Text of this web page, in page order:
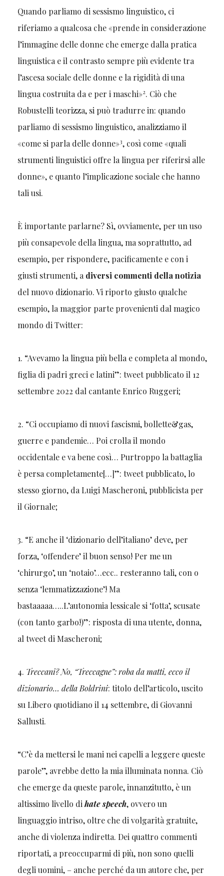
Quando parliamo di sessismo linguistico, ci
riferiamo a qualcosa che «prende in considerazione
l’immagine delle donne che emerge dalla pratica
linguistica e il contrasto sempre più evidente tra
l’ascesa sociale delle donne e la rigidità di una
lingua costruita da e per i maschi»2. Ciò che
Robustelli teorizza, si può tradurre in: quando
parliamo di sessismo linguistico, analizziamo il
«come si parla delle donne»3, così come «quali
strumenti linguistici offre la lingua per riferirsi alle
donne», e quanto l’implicazione sociale che hanno
tali usi.
È importante parlarne? Sì, ovviamente, per un uso
più consapevole della lingua, ma soprattutto, ad
esempio, per rispondere, pacificamente e con i
giusti strumenti, adiversi commenti della notizia
del nuovo dizionario. Vi riporto giusto qualche
esempio, la maggior parte provenienti dal magico
mondo di Twitter:
1. “Avevamo la lingua più bella e completa al mondo,
figlia di padri greci e latini”: tweet pubblicato il 12
settembre 2022 dal cantante Enrico Ruggeri;
2. “Ci occupiamo di nuovi fascismi, bollette&gas,
guerre e pandemie… Poi crolla il mondo
occidentale e va bene così… Purtroppo la battaglia
è persa completamente[…]”: tweet pubblicato, lo
stesso giorno, da Luigi Mascheroni, pubblicista per
il Giornale;
3. “E anche il ‘dizionario dell’italiano’ deve, per
forza, ‘offendere’ il buon senso! Per me un
‘chirurgo’, un ‘notaio’…ecc.. resteranno tali, con o
senza ‘lemmatizzazione’! Ma
bastaaaaa…..L’autonomia lessicale si ‘fotta’, scusate
(con tanto garbo!)”: risposta di una utente, donna,
al tweet di Mascheroni;
4. Treccani? No, “Treccagne”: roba da matti, ecco il
dizionario… della Boldrini: titolo dell’articolo, uscito
su Libero quotidiano il 14 settembre, di Giovanni
Sallusti.
“C’è da mettersi le mani nei capelli a leggere queste
parole”, avrebbe detto la mia illuminata nonna. Ciò
che emerge da queste parole, innanzitutto, è un
altissimo livello dihate speech, ovvero un
linguaggio intriso, oltre che di volgarità gratuite,
anche di violenza indiretta. Dei quattro commenti
riportati, a preoccuparmi di più, non sono quelli
degli uomini, – anche perché da un autore che, per